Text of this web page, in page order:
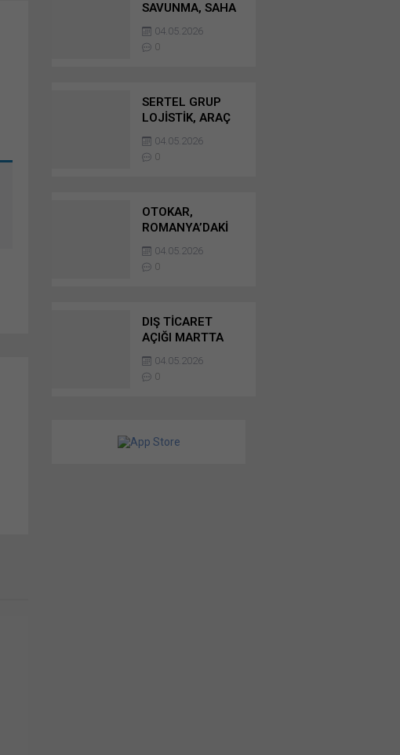
SAVUNMA, SAHA
EXPO’DA
GELECEĞİN
SAVUNMA
04.05.2026
0
SERTEL GRUP
LOJİSTİK, ARAÇ
FİLOSUNU 153
ADET MERCEDES-
BENZ ACTROS VE
04.05.2026
0
OTOKAR,
ROMANYA’DAKİ
YATIRIMI İÇİN
SATIN ALMA
SÖZLEŞMESİNİ
04.05.2026
0
DIŞ TİCARET
AÇIĞI MARTTA
YÜZDE 56 ARTTI
04.05.2026
0